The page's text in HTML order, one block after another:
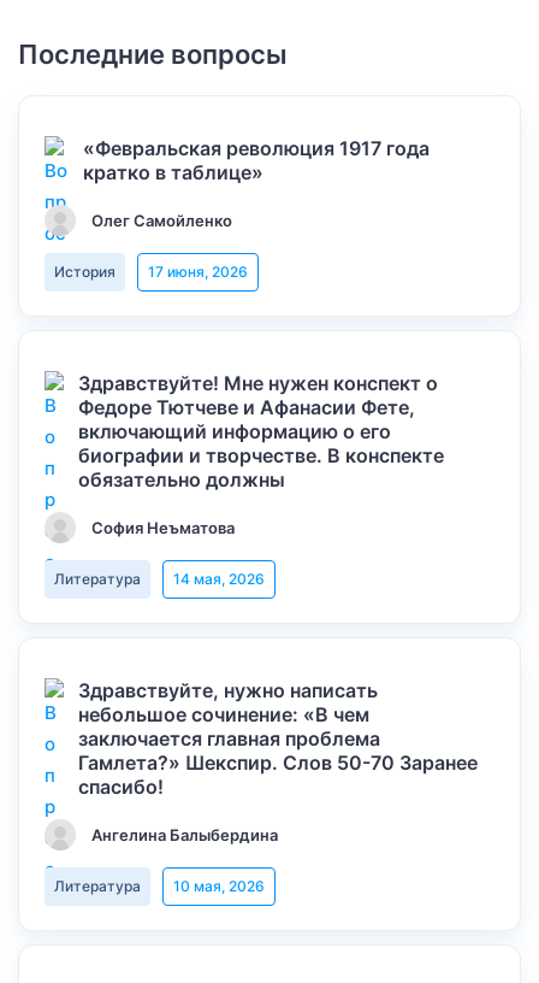
Последние вопросы
«Февральская революция 1917 года
кратко в таблице»
Олег Самойленко
История 17 июня, 2026
Здравствуйте! Мне нужен конспект о
Федоре Тютчеве и Афанасии Фете,
включающий информацию о его
биографии и творчестве. В конспекте
обязательно должны
София Неъматова
Литература 14 мая, 2026
Здравствуйте, нужно написать
небольшое сочинение: «В чем
заключается главная проблема
Гамлета?» Шекспир. Слов 50-70 Заранее
спасибо!
Ангелина Балыбердина
Литература 10 мая, 2026